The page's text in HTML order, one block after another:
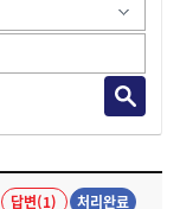
답변(1) 처리완료